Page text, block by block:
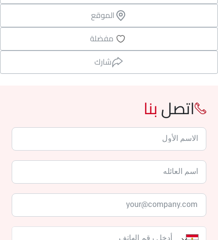
الموقع
مفضلة
شارك
اتصلبنا